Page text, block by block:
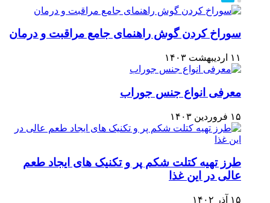
سوراخ کردن گوش راهنمای جامع مراقبت و درمان
۱۱ اردیبهشت ۱۴۰۳
معرفی انواع جنس جوراب
۱۵ فروردین ۱۴۰۳
طرز تهیه کتلت شکم پر و تکنیک های ایجاد طعم
عالی در این غذا
۱۵ آذر ۱۴۰۲